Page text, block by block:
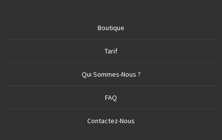
Boutique
Tarif
Qui Sommes-Nous ?
FAQ
Contactez-Nous